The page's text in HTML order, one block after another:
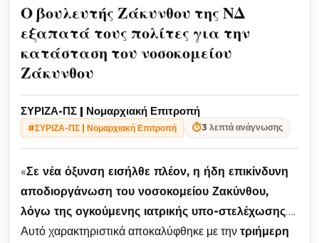
Ο βουλευτής Ζάκυνθου της ΝΔ
εξαπατά τους πολίτες για την
κατάσταση του νοσοκομείου
Ζάκυνθου
ΣΥΡΙΖΑ-ΠΣ | Νομαρχιακή Επιτροπή
#ΣΥΡΙΖΑ-ΠΣ | Νομαρχιακή Επιτροπή ⏱3 λεπτά ανάγνωσης
«Σε νέα όξυνση εισήλθε πλέον, η ήδη επικίνδυνη
αποδιοργάνωση του νοσοκομείου Ζακύνθου,
λόγω της ογκούμενης ιατρικής υπο-στελέχωσης….
Αυτό χαρακτηριστικά αποκαλύφθηκε με την τριήμερη